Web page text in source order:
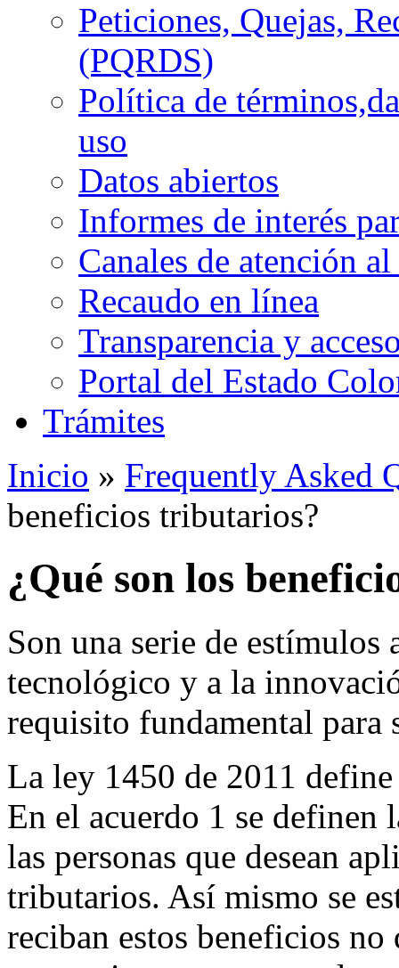
Peticiones, Quejas,
(PQRDS)
Política de
uso
Datos abiertos
Informes de interés
Canales de atención
Recaudo en línea
Transparencia y
Portal del Estado
Trámites
Inicio » Frequently Asked
beneficios tributarios?
¿Qué son los
Son una serie de
tecnológico y a la
requisito fundamental para
La ley 1450 de 2011
En el acuerdo 1 se definen
las personas que desean
tributarios. Así mismo se
reciban estos beneficios no